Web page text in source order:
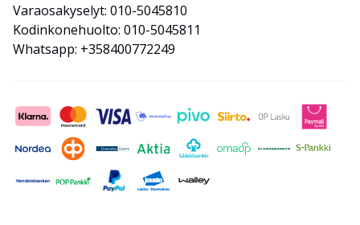
Varaosakyselyt: 010-5045810
Kodinkonehuolto: 010-5045811
Whatsapp: +358400772249